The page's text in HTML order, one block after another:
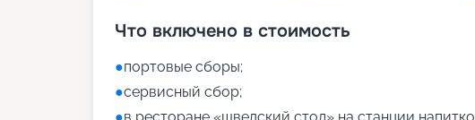
Что включено в стоимость
●портовые сборы;
●сервисный сбор;